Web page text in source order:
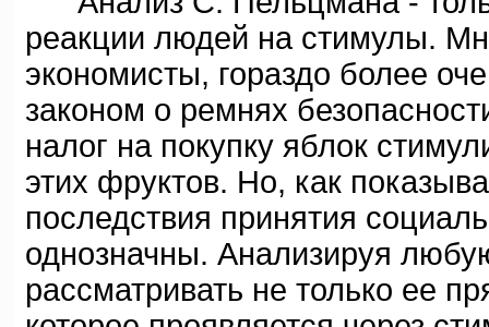
реакции людей на стимулы.
экономисты, гораздо более
законом о ремнях
налог на покупку яблок
этих фруктов. Но, как
последствия принятия
однозначны. Анализируя
рассматривать не только ее